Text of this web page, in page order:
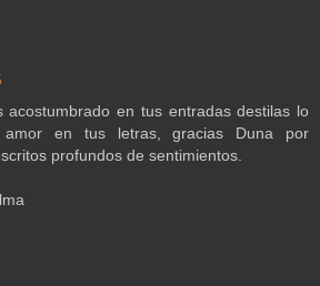
acostumbrado en tus entradas destilas lo
en tus letras, gracias Duna por
profundos de sentimientos.